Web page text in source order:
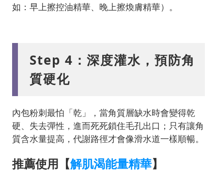
如：早上擦控油精華、晚上擦煥膚精華）。
Step 4：深度灌水，預防角
質硬化
內包粉刺最怕「乾」，當角質層缺水時會變得乾
硬、失去彈性，進而死死鎖住毛孔出口；只有讓角
質含水量提高，代謝路徑才會像滑水道一樣順暢。
推薦使用【解肌渴能量精華】